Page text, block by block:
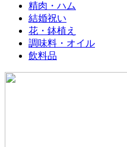
精肉・ハム
結婚祝い
花・鉢植え
調味料・オイル
飲料品